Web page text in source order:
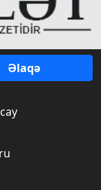
Əlaqə